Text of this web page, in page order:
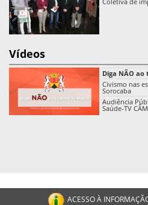
Vídeos
Diga NÃO
Civismo nas
Sorocaba
Audiência
Saúde-TV
ACESSO À